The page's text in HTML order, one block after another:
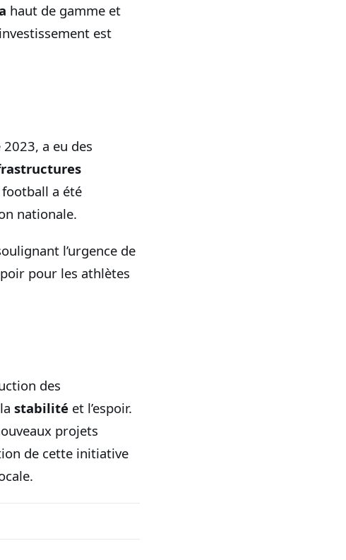
haut de gamme et
est
a eu des
a été
nationale.
l’urgence de
pour les athlètes
des
stabilité et l’espoir.
projets
de cette initiative